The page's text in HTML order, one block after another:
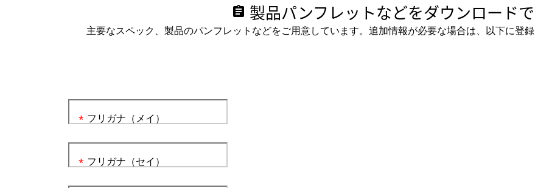
assignment 製品パンフレットなどをダウンロード
主要なスペック、製品のパンフレットなどをご用意しています。追加情報が必要な場合は、以下に登録
フリガナ（メイ）
*
フリガナ（セイ）
*